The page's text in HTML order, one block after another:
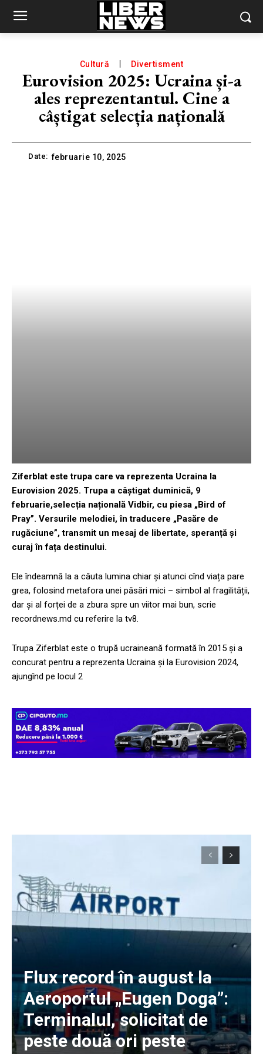
Cultură Divertisment
Eurovision 2025: Ucraina și-a
ales reprezentantul. Cine a
câștigat selecția națională
Date: februarie 10, 2025
Ziferblat este trupa care va reprezenta Ucraina la
Eurovision 2025. Trupa a câștigat duminică, 9
februarie,selecția națională Vidbir, cu piesa „Bird of
Pray”. Versurile melodiei, în traducere „Pasăre de
rugăciune”, transmit un mesaj de libertate, speranță și
curaj în fața destinului.
Ele îndeamnă la a căuta lumina chiar și atunci cînd viața pare
grea, folosind metafora unei păsări mici – simbol al fragilității,
dar și al forței de a zbura spre un viitor mai bun, scrie
recordnews.md cu referire la tv8.
Trupa Ziferblat este o trupă ucraineană formată în 2015 și a
concurat pentru a reprezenta Ucraina și la Eurovision 2024,
ajungînd pe locul 2
Flux record în august la
Aeroportul „Eugen Doga”:
Terminalul, solicitat de
peste două ori peste